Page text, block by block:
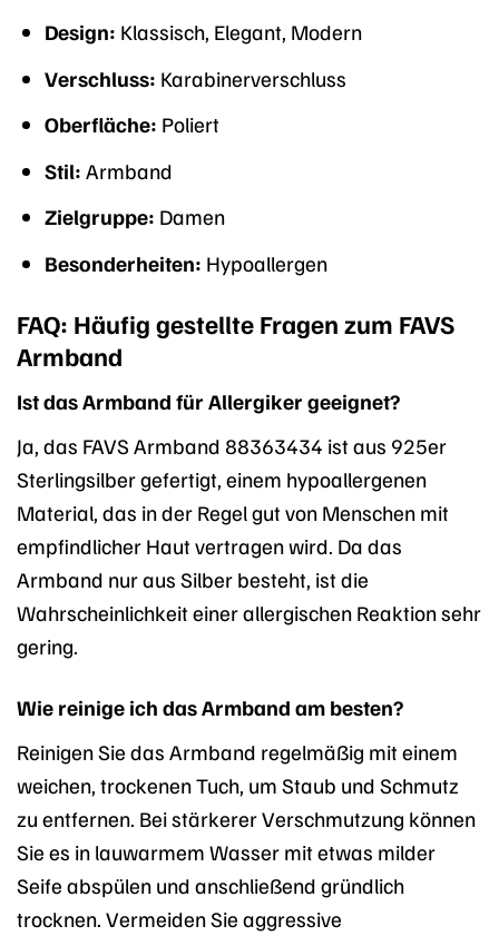
Design: Klassisch, Elegant, Modern
Verschluss: Karabinerverschluss
Oberfläche: Poliert
Stil: Armband
Zielgruppe: Damen
Besonderheiten: Hypoallergen
FAQ: Häufig gestellte Fragen zum FAVS
Armband
Ist das Armband für Allergiker geeignet?
Ja, das FAVS Armband 88363434 ist aus 925er
Sterlingsilber gefertigt, einem hypoallergenen
Material, das in der Regel gut von Menschen mit
empfindlicher Haut vertragen wird. Da das
Armband nur aus Silber besteht, ist die
Wahrscheinlichkeit einer allergischen Reaktion sehr
gering.
Wie reinige ich das Armband am besten?
Reinigen Sie das Armband regelmäßig mit einem
weichen, trockenen Tuch, um Staub und Schmutz
zu entfernen. Bei stärkerer Verschmutzung können
Sie es in lauwarmem Wasser mit etwas milder
Seife abspülen und anschließend gründlich
trocknen. Vermeiden Sie aggressive